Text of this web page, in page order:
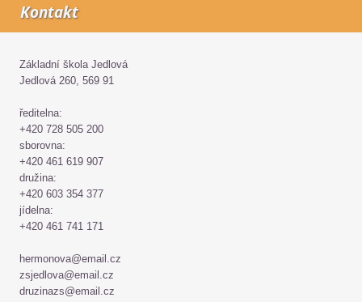
Kontakt
Základní škola Jedlová
Jedlová 260, 569 91
ředitelna:
+420 728 505 200
sborovna:
+420 461 619 907
družina:
+420 603 354 377
jídelna:
+420 461 741 171
hermonova@email.cz
zsjedlova@email.cz
druzinazs@email.cz